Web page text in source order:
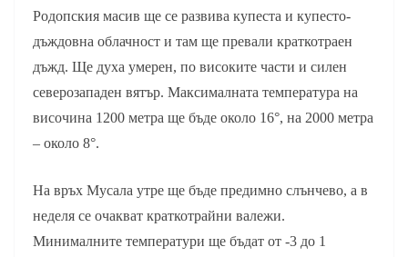
Родопския масив ще се развива купеста и купесто-
дъждовна облачност и там ще превали краткотраен
дъжд. Ще духа умерен, по високите части и силен
северозападен вятър. Максималната температура на
височина 1200 метра ще бъде около 16°, на 2000 метра
– около 8°.
На връх Мусала утре ще бъде предимно слънчево, а в
неделя се очакват краткотрайни валежи.
Минималните температури ще бъдат от -3 до 1